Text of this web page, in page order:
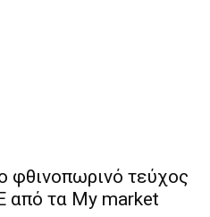
φθινοπωρινό τεύχος
τα My market